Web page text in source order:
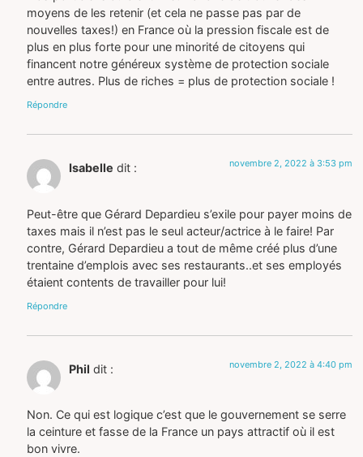
moyens de les retenir (et cela ne passe pas par de
nouvelles taxes!) en France où la pression fiscale est de
plus en plus forte pour une minorité de citoyens qui
financent notre généreux système de protection sociale
entre autres. Plus de riches = plus de protection sociale !
Répondre
Isabelle dit : novembre 2, 2022 à 3:53 pm
Peut-être que Gérard Depardieu s’exile pour payer moins de
taxes mais il n’est pas le seul acteur/actrice à le faire! Par
contre, Gérard Depardieu a tout de même créé plus d’une
trentaine d’emplois avec ses restaurants..et ses employés
étaient contents de travailler pour lui!
Répondre
Phil dit : novembre 2, 2022 à 4:40 pm
Non. Ce qui est logique c’est que le gouvernement se serre
la ceinture et fasse de la France un pays attractif où il est
bon vivre.